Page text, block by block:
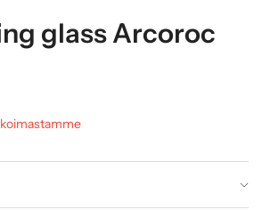
glass Arcoroc